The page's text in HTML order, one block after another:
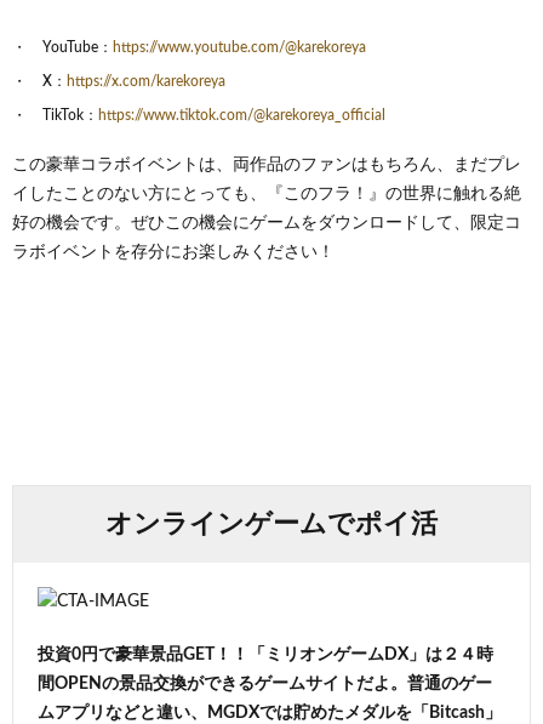
YouTube： https://www.youtube.com/@karekoreya
X： https://x.com/karekoreya
TikTok： https://www.tiktok.com/@karekoreya_official
この豪華コラボイベントは、両作品のファンはもちろん、まだプレ
イしたことのない方にとっても、『このフラ！』の世界に触れる絶
好の機会です。ぜひこの機会にゲームをダウンロードして、限定コ
ラボイベントを存分にお楽しみください！
オンラインゲームでポイ活
投資0円で豪華景品GET！！「ミリオンゲームDX」は２４時
間OPENの景品交換ができるゲームサイトだよ。普通のゲー
ムアプリなどと違い、MGDXでは貯めたメダルを「Bitcash」